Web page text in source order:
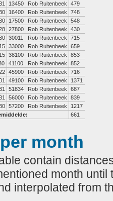
13450 Rob Ruitenbeek
479
16400 Rob Ruitenbeek
748
17500 Rob Ruitenbeek
548
27800 Rob Ruitenbeek
430
30011 Rob Ruitenbeek
715
33000 Rob Ruitenbeek
659
38100 Rob Ruitenbeek
853
41100 Rob Ruitenbeek
852
45900 Rob Ruitenbeek
716
49100 Rob Ruitenbeek
1371
51834 Rob Ruitenbeek
687
56000 Rob Ruitenbeek
839
57200 Rob Ruitenbeek
1217
661
month
contain
month
interpolated from